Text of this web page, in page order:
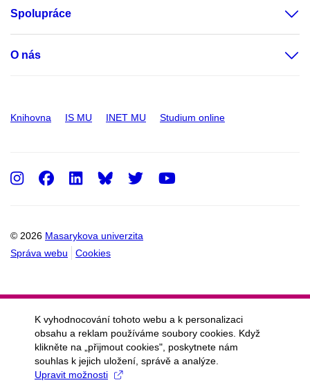
Spolupráce
O nás
Knihovna IS MU INET MU Studium online
© 2026 Masarykova univerzita
Správa webu
Cookies
Instagram
Facebook
LinkedInTwitter
K vyhodnocování tohoto webu a k personalizaci
obsahu a reklam používáme soubory cookies. Když
klikněte na „přijmout cookies", poskytnete nám
souhlas k jejich uložení, správě a analýze.
Upravit možnosti